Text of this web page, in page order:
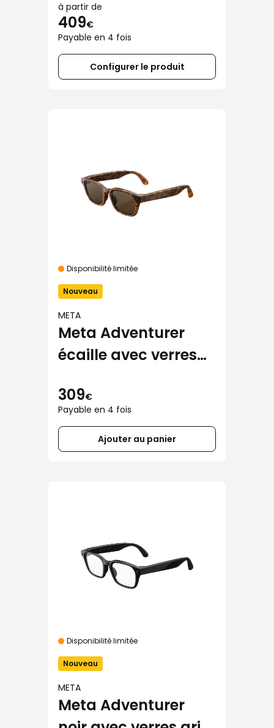
à partir de
409€
Payable en 4 fois
Configurer le produit
Disponibilité limitée
Nouveau
META
Meta Adventurer
écaille avec verres
309€
Payable en 4 fois
Ajouter au panier
Disponibilité limitée
Nouveau
META
Meta Adventurer